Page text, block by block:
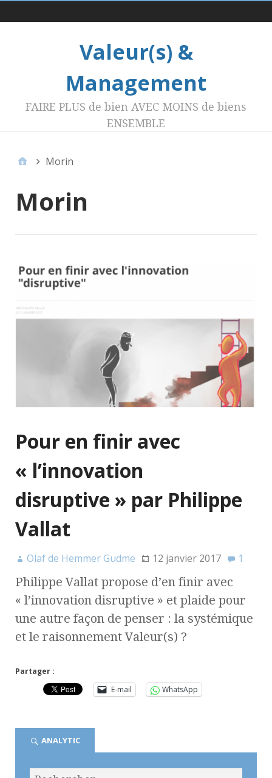
Menu 1
Valeur(s) &
Management
FAIRE PLUS de bien AVEC MOINS de biens
ENSEMBLE
Morin
Morin
Pour en finir avec
« l’innovation
disruptive » par Philippe
Vallat
Olaf de Hemmer Gudme 12 janvier 2017 1
Philippe Vallat propose d’en finir avec
« l’innovation disruptive » et plaide pour
une autre façon de penser : la systémique
et le raisonnement Valeur(s) ?
Partager :
E-mail
WhatsApp
ANALYTIC